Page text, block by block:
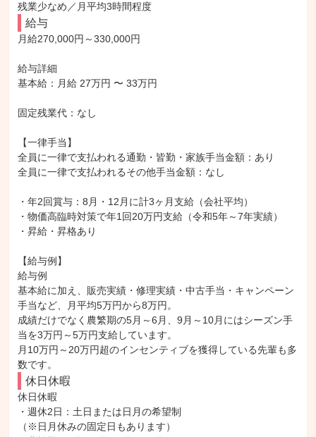
残業少なめ／月平均3時間程度
給与
月給270,000円～330,000円
給与詳細
基本給：月給 27万円 〜 33万円
固定残業代：なし
【一律手当】
全員に一律で支払われる通勤・皆勤・家族手当金額：あり
全員に一律で支払われるその他手当金額：なし
・年2回賞与：8月・12月に計3ヶ月支給（会社平均）
・物価高臨時対策で年1回20万円支給（令和5年～7年実績）
・昇給・昇格あり
【給与例】
給与例
基本給に加え、販売実績・修理実績・中古手当・キャンペーン
手当など、月平均5万円から8万円。
成績だけでなく農繁期の5月～6月、9月～10月にはシーズン手
当を3万円～5万円支給しています。
月10万円～20万円超のインセンティブを獲得している先輩も多
数です。
休日休暇
休日休暇
・週休2日：土日または日月の希望制
（※日月休みの固定日もあります）